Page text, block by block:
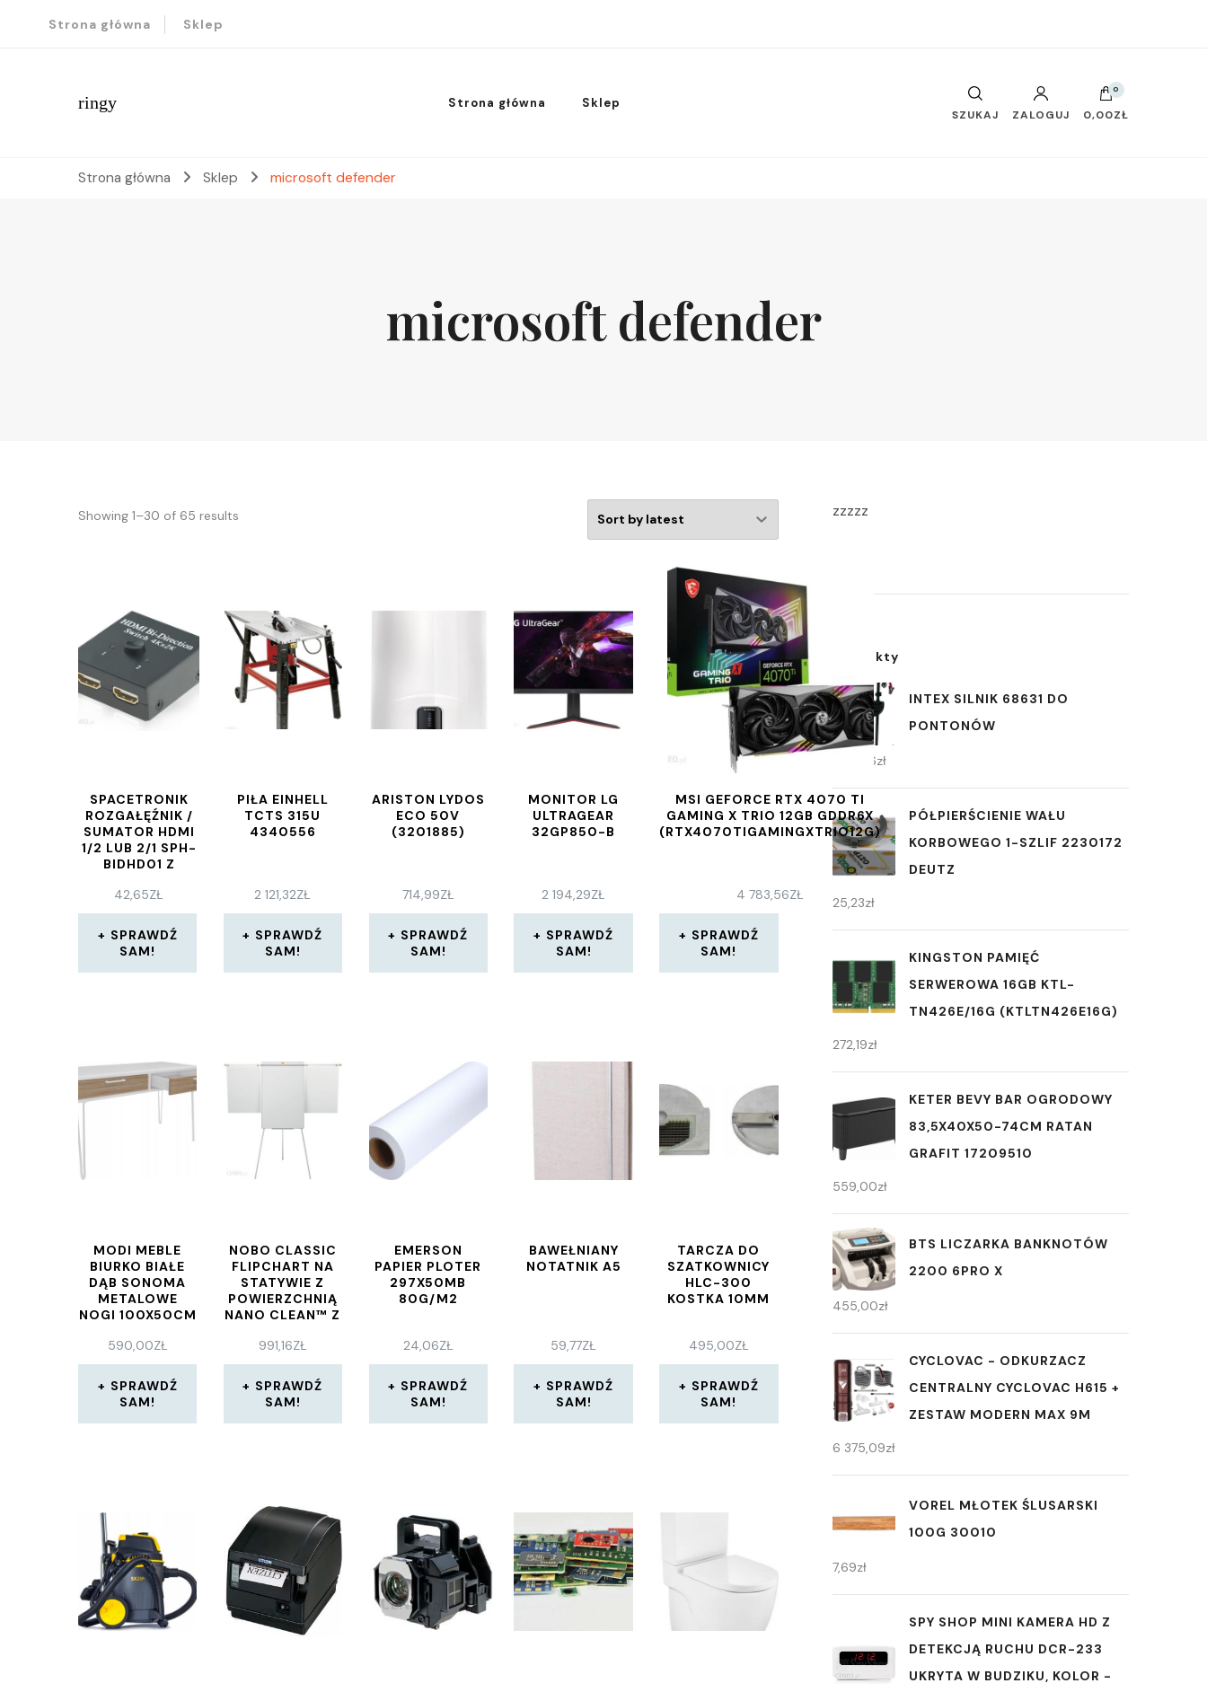
Strona główna Sklep
ringy Strona główna Sklep
SZUKAJ ZALOGUJ
0
0,00ZŁ
Strona główna Sklep microsoft defender
microsoft defender
Showing 1–30 of 65 results
SPACETRONIK
ROZGAŁĘŹNIK /
SUMATOR HDMI
1/2 LUB 2/1 SPH-
BIDHD01 Z
42,65ZŁ
SPRAWDŹ
SAM!
PIŁA EINHELL
TCTS 315U
4340556
2 121,32ZŁ
SPRAWDŹ
SAM!
ARISTON LYDOS
ECO 50V
(3201885)
714,99ZŁ
SPRAWDŹ
SAM!
MONITOR LG
ULTRAGEAR
32GP850-B
2 194,29ZŁ
SPRAWDŹ
SAM!
MSI GEFORCE RTX 4070 TI
GAMING X TRIO 12GB GDDR6X
(RTX4070TIGAMINGXTRIO12G)
4 783,56ZŁ
SPRAWDŹ
SAM!
MODI MEBLE
BIURKO BIAŁE
DĄB SONOMA
METALOWE
NOGI 100X50CM
590,00ZŁ
SPRAWDŹ
SAM!
NOBO CLASSIC
FLIPCHART NA
STATYWIE Z
POWIERZCHNIĄ
NANO CLEAN™ Z
RAMIONAMI
991,16ZŁ
SPRAWDŹ
SAM!
EMERSON
PAPIER PLOTER
297X50MB
80G/M2
24,06ZŁ
SPRAWDŹ
SAM!
BAWEŁNIANY
NOTATNIK A5
59,77ZŁ
SPRAWDŹ
SAM!
TARCZA DO
SZATKOWNICY
HLC-300
KOSTKA 10MM
495,00ZŁ
SPRAWDŹ
SAM!
zzzzz
Produkty
INTEX SILNIK 68631 DO
PONTONÓW
886,06zł
PÓŁPIERŚCIENIE WAŁU
KORBOWEGO 1-SZLIF 2230172
DEUTZ
25,23zł
KINGSTON PAMIĘĆ
SERWEROWA 16GB KTL-
TN426E/16G (KTLTN426E16G)
272,19zł
KETER BEVY BAR OGRODOWY
83,5X40X50-74CM RATAN
GRAFIT 17209510
559,00zł
BTS LICZARKA BANKNOTÓW
2200 6PRO X
455,00zł
CYCLOVAC - ODKURZACZ
CENTRALNY CYCLOVAC H615 +
ZESTAW MODERN MAX 9M
6 375,09zł
VOREL MŁOTEK ŚLUSARSKI
100G 30010
7,69zł
SPY SHOP MINI KAMERA HD Z
DETEKCJĄ RUCHU DCR-233
UKRYTA W BUDZIKU, KOLOR -